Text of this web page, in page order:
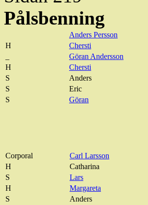
Pålsbenning
Anders Persson
H
Chersti
Göran Andersson
H
Chersti
S
Anders
S
Eric
S
Göran
Corporal
Carl Larsson
H
Catharina
S
Lars
H
Margareta
S
Anders